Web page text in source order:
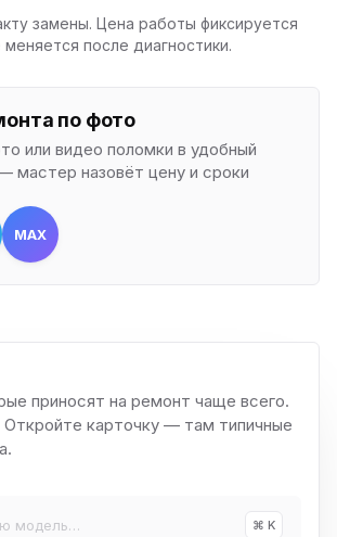
замены. Цена работы фиксируется
после диагностики.
по фото
или видео поломки в удобный
назовёт цену и сроки
MAX
приносят на ремонт чаще всего.
Откройте карточку — там типичные
⌘ K